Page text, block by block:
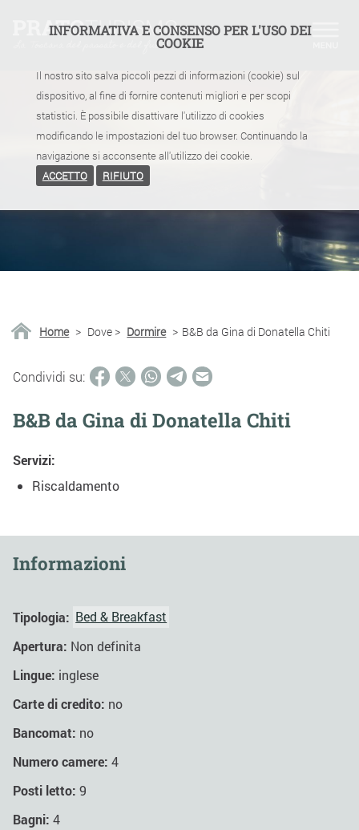
INFORMATIVA E CONSENSO PER L'USO DEI
COOKIE
Il nostro sito salva piccoli pezzi di informazioni (cookie) sul
dispositivo, al fine di fornire contenuti migliori e per scopi
statistici. È possibile disattivare l'utilizzo di cookies
modificando le impostazioni del tuo browser. Continuando la
navigazione si acconsente all'utilizzo dei cookie.
ACCETTO
RIFIUTO
Home > Dove > Dormire > B&B da Gina di Donatella Chiti
Condividi su:
B&B da Gina di Donatella Chiti
Servizi:
Riscaldamento
Informazioni
Tipologia: Bed & Breakfast
Apertura: Non definita
Lingue: inglese
Carte di credito: no
Bancomat: no
Numero camere: 4
Posti letto: 9
Bagni: 4